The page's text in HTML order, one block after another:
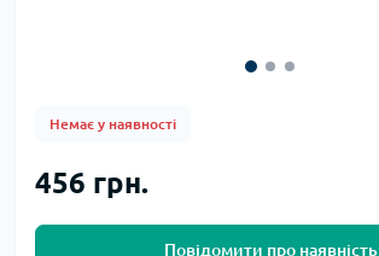
Немає у наявності
456 грн.
Повідомити про наявність